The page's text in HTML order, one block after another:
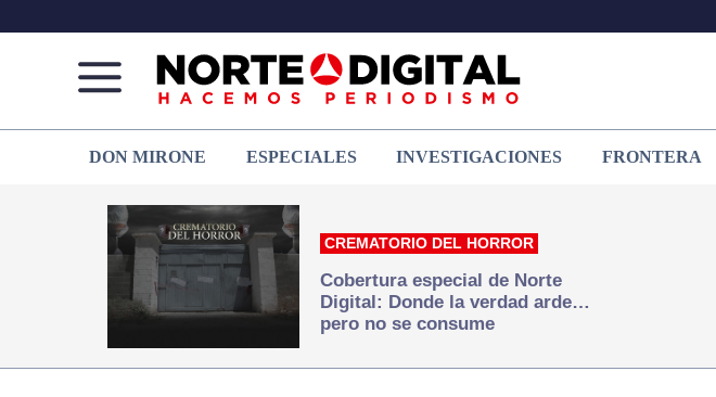
de
Juárez
que
hacemos periodismo
DON MIRONE ESPECIALES INVESTIGACIONES FRONTERA
CREMATORIO DEL HORROR
Cobertura especial de Norte
Digital: Donde la verdad arde…
pero no se consume